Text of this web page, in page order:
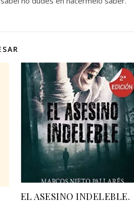
EL ASESINO INDELEBLE.